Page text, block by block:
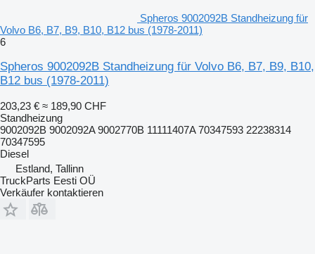
Spheros 9002092B Standheizung für
Volvo B6, B7, B9, B10, B12 bus (1978-2011)
6
Spheros 9002092B Standheizung für Volvo B6, B7, B9, B10,
B12 bus (1978-2011)
203,23 € ≈ 189,90 CHF
Standheizung
9002092B 9002092A 9002770B 11111407A 70347593 22238314
70347595
Diesel
Estland, Tallinn
TruckParts Eesti OÜ
Verkäufer kontaktieren